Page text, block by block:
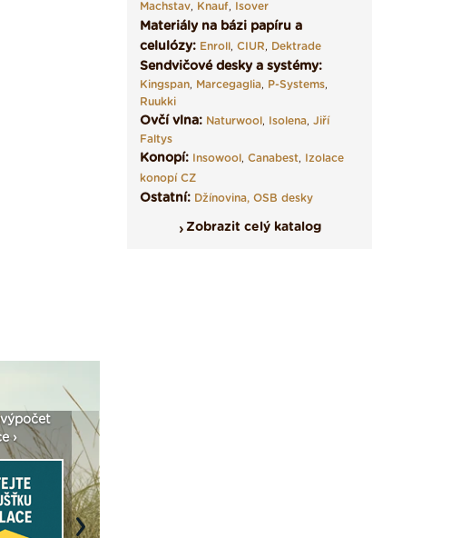
ETICS a
v kostce ›
Next
Machstav, Knauf, Isover
Materiály na bázi papíru a
celulózy: Enroll, CIUR, Dektrade
Sendvičové desky a systémy:
Kingspan, Marcegaglia, P-Systems,
Ruukki
Ovčí vlna: Naturwool, Isolena, Jiří
Faltys
Konopí: Insowool, Canabest, Izolace
konopí CZ
Ostatní: Džínovina, OSB desky
Zobrazit celý katalog